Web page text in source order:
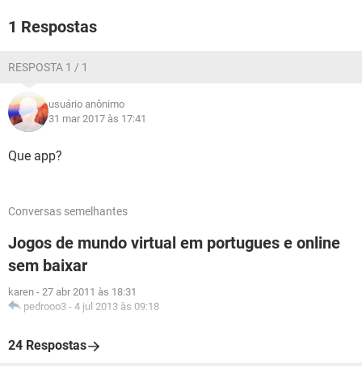
1 Respostas
RESPOSTA 1 / 1
usuário anônimo
31 mar 2017 às 17:41
Que app?
Conversas semelhantes
Jogos de mundo virtual em portugues e online
sem baixar
karen - 27 abr 2011 às 18:31
pedrooo3 - 4 jul 2013 às 09:18
24 Respostas